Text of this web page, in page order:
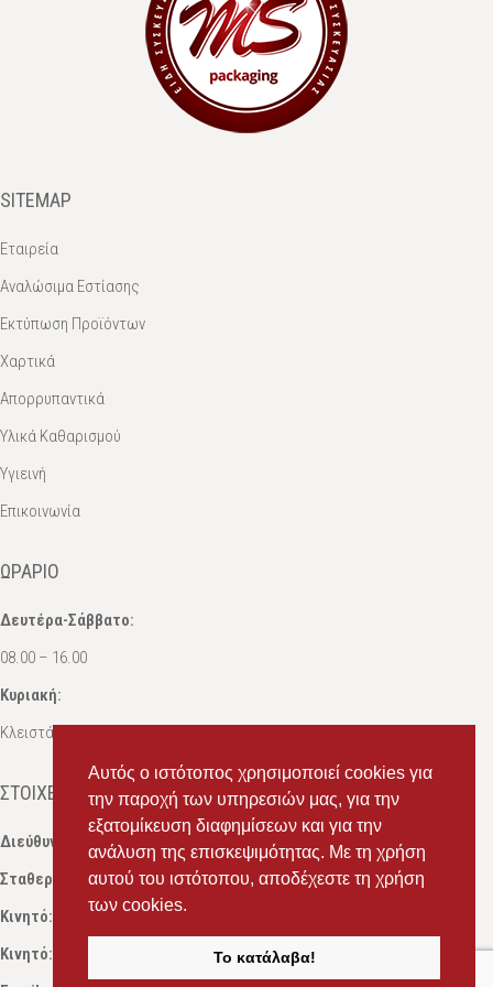
Αυτός ο ιστότοπος χρησιμοποιεί cookies για
την παροχή των υπηρεσιών μας, για την
εξατομίκευση διαφημίσεων και για την
ανάλυση της επισκεψιμότητας. Με τη χρήση
αυτού του ιστότοπου, αποδέχεστε τη χρήση
των cookies.
Το κατάλαβα!
SITEMAP
Εταιρεία
Αναλώσιμα Εστίασης
Εκτύπωση Προϊόντων
Χαρτικά
Απορρυπαντικά
Υλικά Καθαρισμού
Υγιεινή
Επικοινωνία
ΩΡΆΡΙΟ
Δευτέρα-Σάββατο:
08.00 – 16.00
Κυριακή:
Κλειστά
ΣΤΟΙΧΕΊΑ ΕΠΙΚΟΙΝΩΝΊΑΣ
Διεύθυνση:
Ευδόξου 7, Πάτρα, Τ.Κ. 263 31
Σταθερό:
2614 000595
Κινητό:
69434 75072, Σαλπόγλου Μαρία
Κινητό:
, Σαλπόγλου Στέφανος